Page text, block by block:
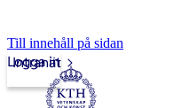
Till innehåll på sidan
Intranät
Logga in